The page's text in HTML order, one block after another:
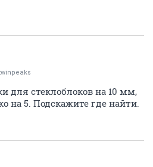
для стеклоблоков на 10 мм,
на 5. Подскажите где найти.